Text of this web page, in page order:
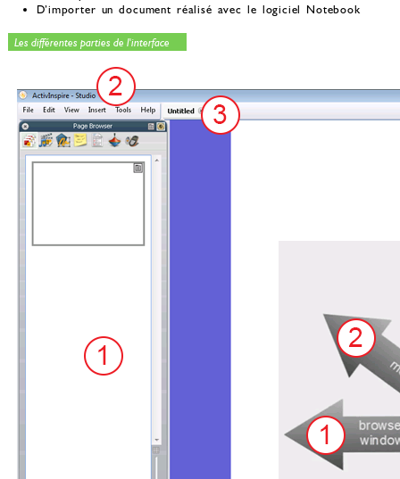
D’importer un document réalisé avec le logiciel Notebook
Les différentes parties de l'interface